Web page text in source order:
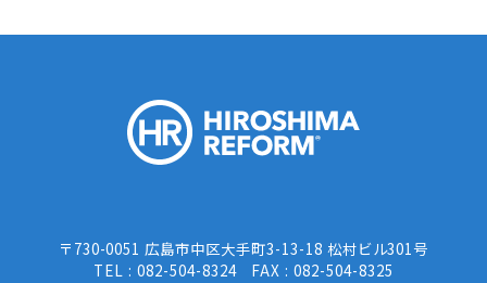
〒730-0051 広島市中区大手町3-13-18 松村ビル301号
TEL : 082-504-8324 FAX : 082-504-8325